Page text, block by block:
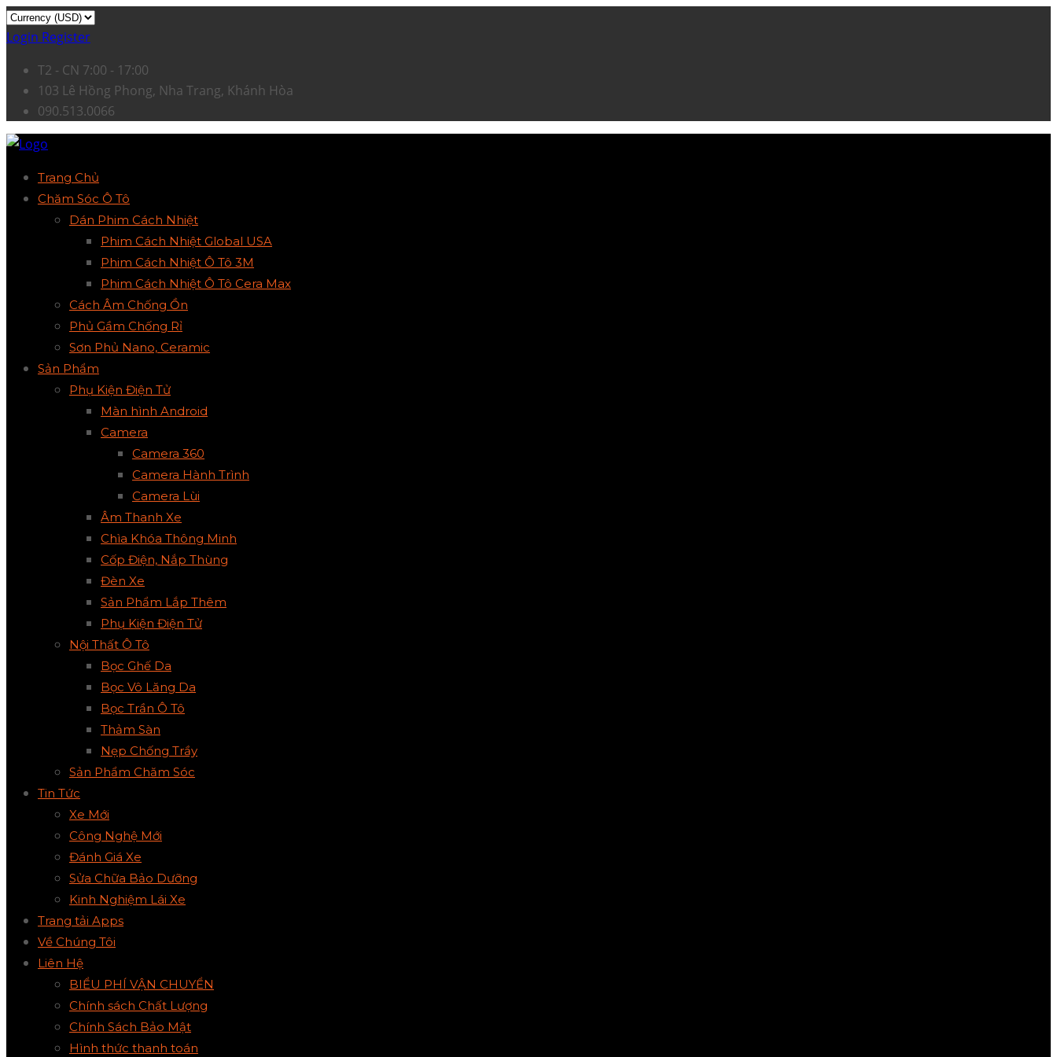
Login Register
T2 - CN 7:00 - 17:00
103 Lê Hồng Phong, Nha Trang, Khánh Hòa
090.513.0066
Trang Chủ
Chăm Sóc Ô Tô
Dán Phim Cách Nhiệt
Phim Cách Nhiệt Global USA
Phim Cách Nhiệt Ô Tô 3M
Phim Cách Nhiệt Ô Tô Cera Max
Cách Âm Chống Ồn
Phủ Gầm Chống Rỉ
Sơn Phủ Nano, Ceramic
Sản Phẩm
Phụ Kiện Điện Tử
Màn hình Android
Camera
Camera 360
Camera Hành Trình
Camera Lùi
Âm Thanh Xe
Chìa Khóa Thông Minh
Cốp Điện, Nắp Thùng
Đèn Xe
Sản Phẩm Lắp Thêm
Phụ Kiện Điện Tử
Nội Thất Ô Tô
Bọc Ghế Da
Bọc Vô Lăng Da
Bọc Trần Ô Tô
Thảm Sàn
Nẹp Chống Trầy
Sản Phẩm Chăm Sóc
Tin Tức
Xe Mới
Công Nghệ Mới
Đánh Giá Xe
Sửa Chữa Bảo Dưỡng
Kinh Nghiệm Lái Xe
Trang tải Apps
Về Chúng Tôi
Liên Hệ
BIỂU PHÍ VẬN CHUYỂN
Chính sách Chất Lượng
Chính Sách Bảo Mật
Hình thức thanh toán